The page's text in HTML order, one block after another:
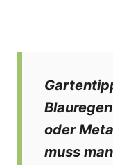
oder
muss